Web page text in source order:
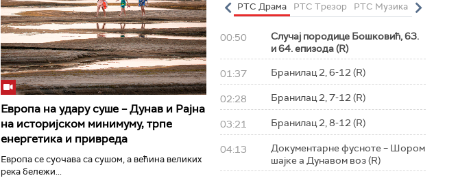
Европа на удару суше – Дунав и Рајна
на историјском минимуму, трпе
енергетика и привреда
Европа се суочава са сушом, а већина великих
река бележи...
РТС Класика РТС Коло РТС Полетарац РТС Драма РТС Трезор РТС Музика РТС
00:50
Случај породице Бошковић, 63.
и 64. епизода (R)
01:37 Бранилац 2, 6-12 (R)
02:28 Бранилац 2, 7-12 (R)
03:21 Бранилац 2, 8-12 (R)
04:13
Документарне фусноте – Шором
шајке а Дунавом воз (R)